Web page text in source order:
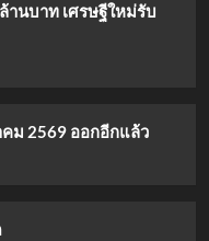
านบาท เศรษฐีใหม่รับ
ม 2569 ออกอีกแล้ว